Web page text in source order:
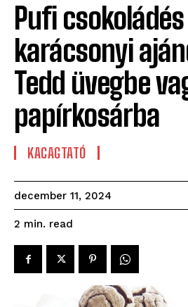
Pufi
karácsonyi
Tedd üvegbe
papírkosárba
KACAGTATÓ
december 11, 2024
2 min. read